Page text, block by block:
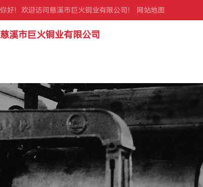
你好！欢迎访问慈溪市巨火铜业有限公司！ 网站地图
慈溪市巨火铜业有限公司